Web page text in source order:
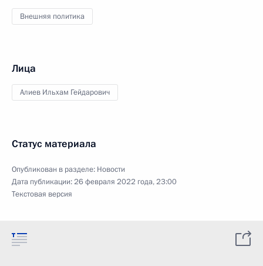
Внешняя политика
Лица
Алиев Ильхам Гейдарович
Статус материала
Опубликован в разделе: Новости
Дата публикации:26 февраля 2022 года, 23:00
Текстовая версия